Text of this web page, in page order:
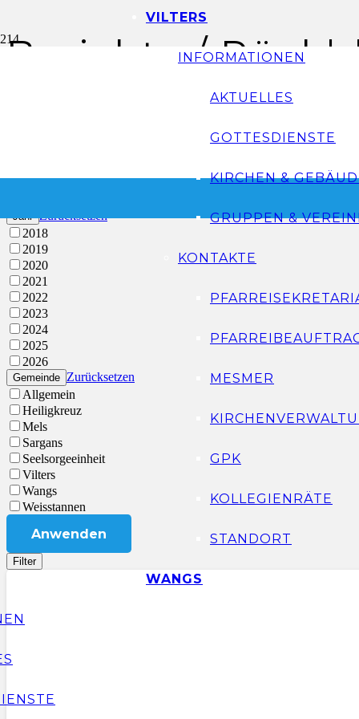
VILTERS
INFORMATIONEN
AKTUELLES
GOTTESDIENSTE
KIRCHEN &
GRUPPEN &
KONTAKTE
MESMER
GPK
KOLLEGIENRÄTE
STANDORT
WANGS
Berichte /
Jahr Zurücksetzen
2018
2019
2020
2021
2022
2023
2024
2025
2026
Gemeinde Zurücksetzen
Allgemein
Heiligkreuz
Mels
Sargans
Seelsorgeeinheit
Vilters
Wangs
Weisstannen
Anwenden
Filter